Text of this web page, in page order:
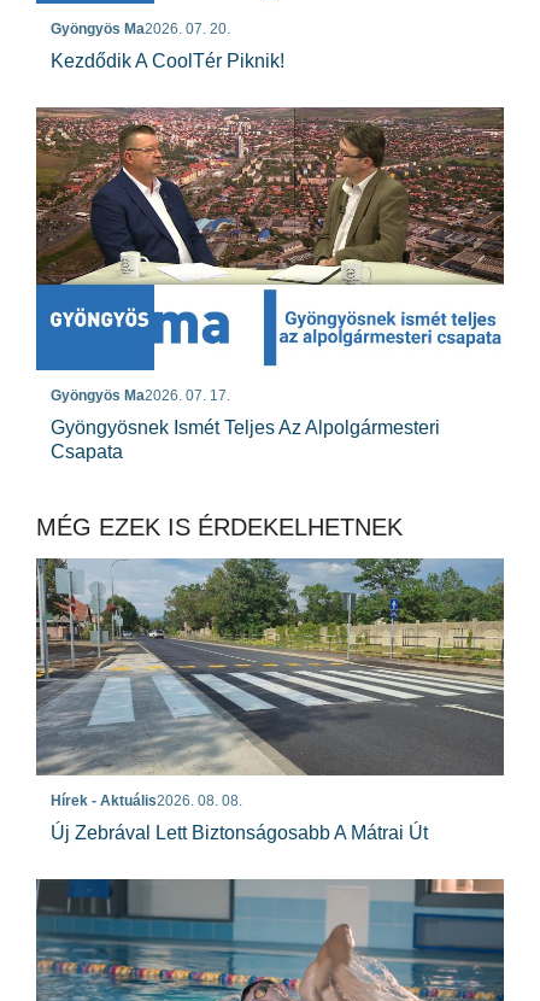
Gyöngyös Ma2026. 07. 20.
Kezdődik A CoolTér Piknik!
Gyöngyös Ma2026. 07. 17.
Gyöngyösnek Ismét Teljes Az Alpolgármesteri
Csapata
MÉG EZEK IS ÉRDEKELHETNEK
Hírek - Aktuális2026. 08. 08.
Új Zebrával Lett Biztonságosabb A Mátrai Út